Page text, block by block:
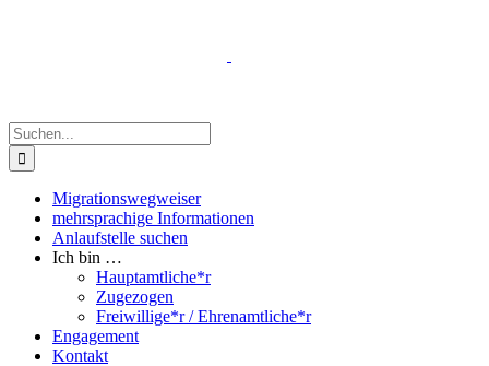
Suche
nach:
Migrationswegweiser
mehrsprachige Informationen
Anlaufstelle suchen
Ich bin …
Hauptamtliche*r
Zugezogen
Freiwillige*r / Ehrenamtliche*r
Engagement
Kontakt